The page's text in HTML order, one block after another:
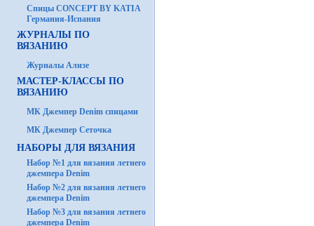
Спицы CONCEPT BY KATIA
Германия-Испания
ЖУРНАЛЫ ПО
ВЯЗАНИЮ
Журналы Ализе
МАСТЕР-КЛАССЫ ПО
ВЯЗАНИЮ
МК Джемпер Denim спицами
МК Джемпер Сеточка
НАБОРЫ ДЛЯ ВЯЗАНИЯ
Набор №1 для вязания летнего
джемпера Denim
Набор №2 для вязания летнего
джемпера Denim
Набор №3 для вязания летнего
джемпера Denim